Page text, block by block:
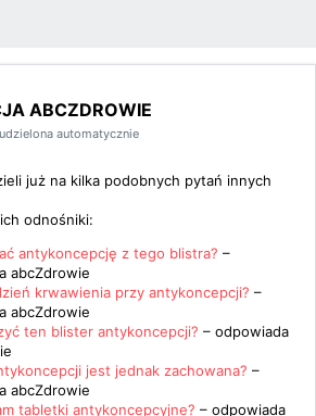
ABCZDROWIE
automatycznie
już na kilka podobnych pytań innych
odnośniki:
antykoncepcję z tego blistra? –
abcZdrowie
krwawienia przy antykoncepcji? –
abcZdrowie
ten blister antykoncepcji? – odpowiada
jest jednak zachowana? –
abcZdrowie
tabletki antykoncepcyjne? – odpowiada